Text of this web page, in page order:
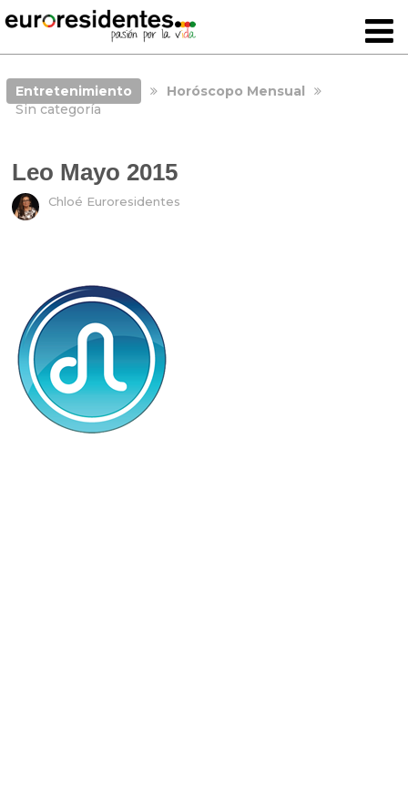
Entretenimiento
Horóscopo Mensual
Sin categoría
Leo Mayo 2015
Chloé Euroresidentes